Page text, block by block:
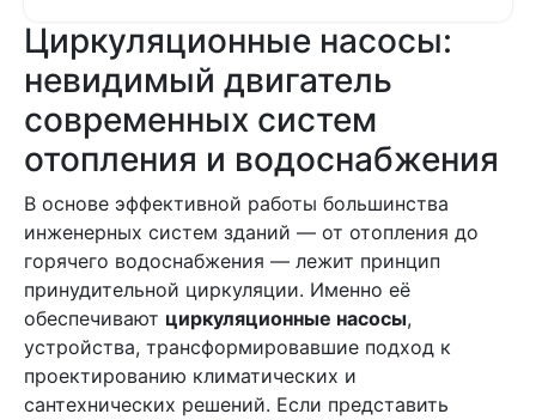
Циркуляционные насосы:
невидимый двигатель
современных систем
отопления и водоснабжения
В основе эффективной работы большинства
инженерных систем зданий — от отопления до
горячего водоснабжения — лежит принцип
принудительной циркуляции. Именно её
обеспечивают циркуляционные насосы,
устройства, трансформировавшие подход к
проектированию климатических и
сантехнических решений. Если представить